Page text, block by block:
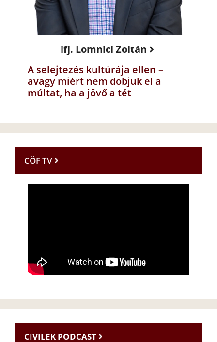
ifj. Lomnici Zoltán
A selejtezés kultúrája ellen –
avagy miért nem dobjuk el a
múltat, ha a jövő a tét
CÖF TV
CIVILEK PODCAST